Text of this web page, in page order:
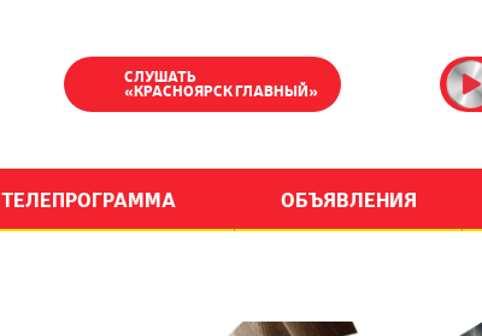
СЛУШАТЬ
«КРАСНОЯРСК ГЛАВНЫЙ»
ТЕЛЕПРОГРАММА ОБЪЯВЛЕНИЯ